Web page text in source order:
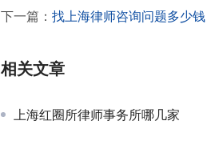
下一篇： 找上海律师咨询问题多少钱
相关文章
上海红圈所律师事务所哪几家